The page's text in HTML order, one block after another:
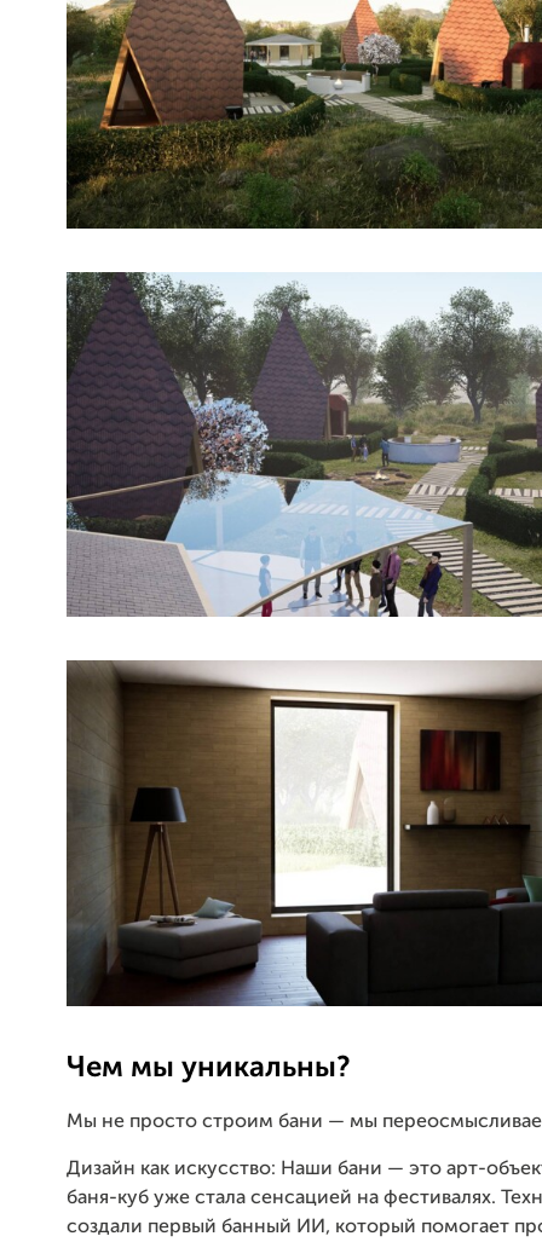
Чем мы уникальны?
Мы не просто строим бани — мы
Дизайн как искусство: Наши бани — это арт-
баня-куб уже стала сенсацией на фестивалях.
создали первый банный ИИ, который помогает